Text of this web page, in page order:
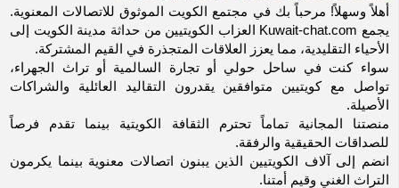
أهلاً وسهلاً! مرحباً بك في مجتمع الكويت الموثوق للاتصالات المعنوية.
يجمع Kuwait-chat.com العزاب الكويتيين من حداثة مدينة الكويت إلى
الأحياء التقليدية، مما يعزز العلاقات المتجذرة في القيم المشتركة.
سواء كنت في ساحل حولي أو تجارة السالمية أو تراث الجهراء،
تواصل مع كويتيين متوافقين يقدرون التقاليد العائلية والشراكات
الأصيلة.
منصتنا المجانية تماماً تحترم الثقافة الكويتية بينما تقدم فرصاً
للصداقات الحقيقية والرفقة.
انضم إلى آلاف الكويتيين الذين يبنون اتصالات معنوية بينما يكرمون
التراث الغني وقيم أمتنا.